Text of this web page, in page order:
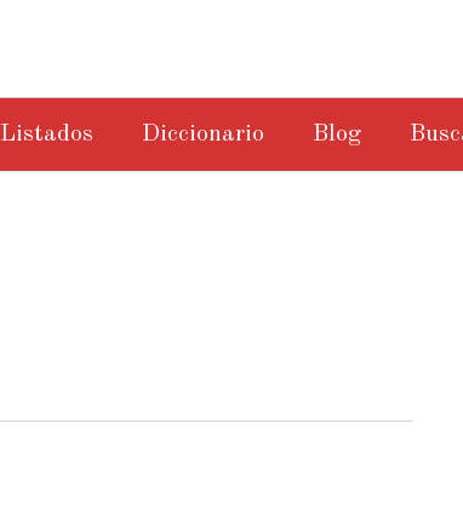
Listados Diccionario Blog